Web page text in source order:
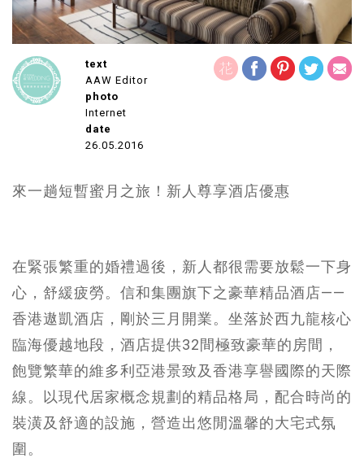
text
AAW Editor
photo
Internet
date
26.05.2016
來一趟短暫蜜月之旅！新人尊享酒店優惠
在緊張繁重的婚禮過後，新人都很需要放鬆一下身
心，舒緩疲勞。信和集團旗下之豪華精品酒店——
香港遨凱酒店，剛於三月開業。坐落於西九龍核心
臨海優越地段，酒店提供32間極致豪華的房間，
飽覽繁華的維多利亞港景致及香港享譽國際的天際
線。以現代居家概念規劃的精品格局，配合時尚的
裝潢及舒適的設施，營造出悠閒溫馨的大宅式氛
圍。